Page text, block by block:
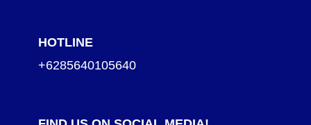
HOTLINE
+6285640105640